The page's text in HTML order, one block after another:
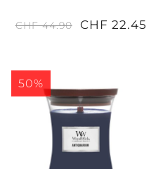
CHF 44.90 CHF 22.45
50%